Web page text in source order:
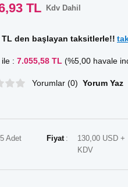
TL Kdv Dahil
TL den başlayan taksitlerle!!
: 7.055,58 TL (%5,00 havale
Yorumlar (0) Yorum Yaz
5 Adet Fiyat
130,00 USD +
KDV